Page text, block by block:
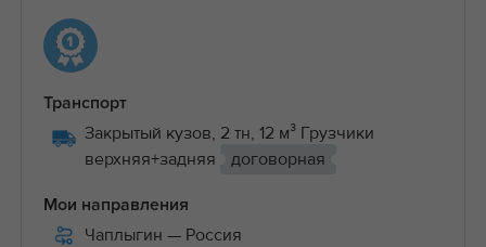
Транспорт
Закрытый кузов, 2 тн, 12 м³ Грузчики
верхняя+задняя
договорная
Мои направления
Чаплыгин — Россия